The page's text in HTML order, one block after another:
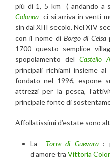
più di 1, 5 km ( andando a
Colonna ci si arriva in venti
sin dal XIII secolo. Nel XIV
con il nome di Borgo di Celsa
1700 questo semplice
spopolamento del Castello
principali richiami insieme al
fondato nel 1996, espone
attrezzi per la pesca,
principale fonte di
Affollatissimi d’estate sono
La Torre di Guevara:
d’amore tra Vittoria